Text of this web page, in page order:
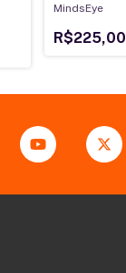
MindsEye
R$225,00